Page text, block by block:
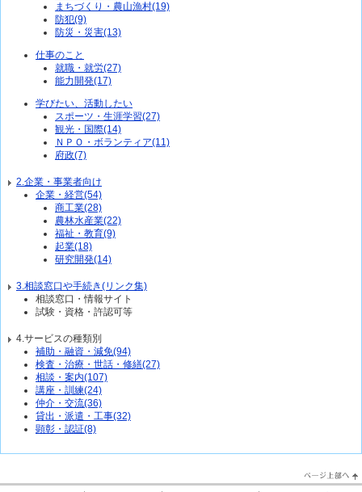
まちづくり・農山漁村(19)
防犯(9)
防災・災害(13)
仕事のこと
就職・就労(27)
能力開発(17)
学びたい、活動したい
スポーツ・生涯学習(27)
観光・国際(14)
ＮＰＯ・ボランティア(11)
府政(7)
2.企業・事業者向け
企業・経営(54)
商工業(28)
農林水産業(22)
福祉・教育(9)
起業(18)
研究開発(14)
3.相談窓口や手続き(リンク集)
相談窓口・情報サイト
試験・資格・許認可等
4.サービスの種類別
補助・融資・減免(94)
検査・治療・世話・修繕(27)
相談・案内(107)
講座・訓練(24)
仲介・交流(36)
貸出・派遣・工事(32)
顕彰・認証(8)
PageTop↑